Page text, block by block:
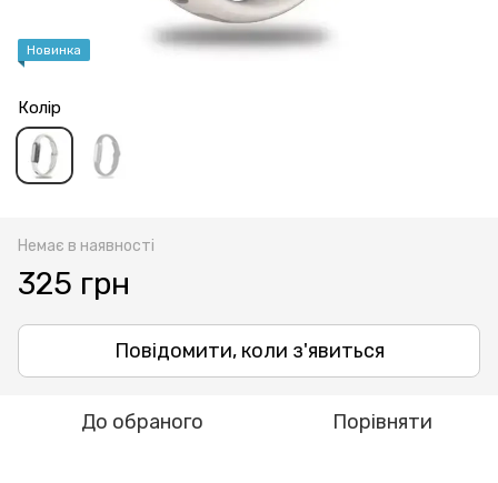
Новинка
Колір
Немає в наявності
325 грн
Повідомити, коли з'явиться
До обраного Порівняти